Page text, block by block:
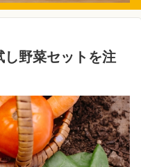
し野菜セットを注